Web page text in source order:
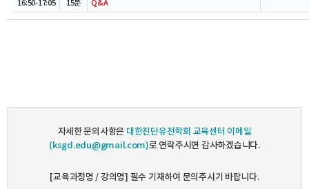
16:50-17:05 15분 Q&A
자세한 문의사항은 대한진단유전학회 교육센터 이메일
(ksgd.edu@gmail.com)로 연락주시면 감사하겠습니다.
[교육과정명 / 강의명] 필수 기재하여 문의주시기 바랍니다.